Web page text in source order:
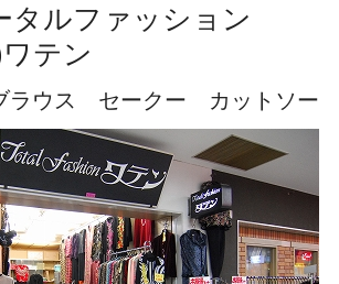
タルファッション
テン
ラウス セークー カットソー